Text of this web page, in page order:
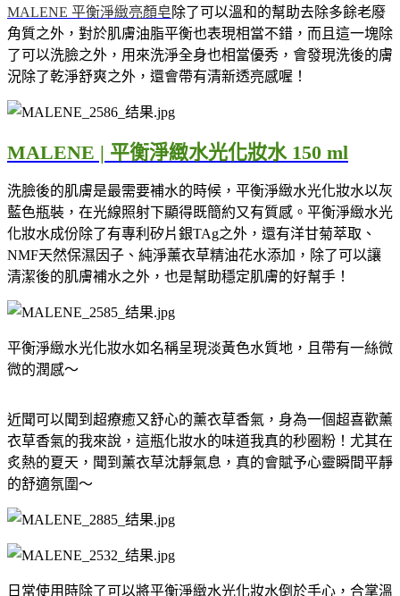
MALENE 平衡淨緻亮顏皂除了可以溫和的幫助去除多餘老廢
角質之外，對於肌膚油脂平衡也表現相當不錯，而且這一塊除
了可以洗臉之外，用來洗淨全身也相當優秀，會發現洗後的膚
況除了乾淨舒爽之外，還會帶有清新透亮感喔！
MALENE | 平衡淨緻水光化妝水150 ml
洗臉後的肌膚是最需要補水的時候，平衡淨緻水光化妝水以灰
藍色瓶裝，在光線照射下顯得既簡約又有質感。 平衡淨緻水光
化妝水成份除了有專利矽片銀TAg之外，還有洋甘菊萃取、
NMF天然保濕因子、純淨薰衣草精油花水添加，除了可以讓
清潔後的肌膚補水之外，也是幫助穩定肌膚的好幫手！
平衡淨緻水光化妝水如名稱呈現淡黃色水質地，且帶有一絲微
微的潤感～
近聞可以聞到超療癒又舒心的薰衣草香氣，身為一個超喜歡薰
衣草香氣的我來說，這瓶化妝水的味道我真的秒圈粉！尤其在
炙熱的夏天，聞到薰衣草沈靜氣息，真的會賦予心靈瞬間平靜
的舒適氛圍～
日常使用時除了可以將平衡淨緻水光化妝水倒於手心，合掌溫